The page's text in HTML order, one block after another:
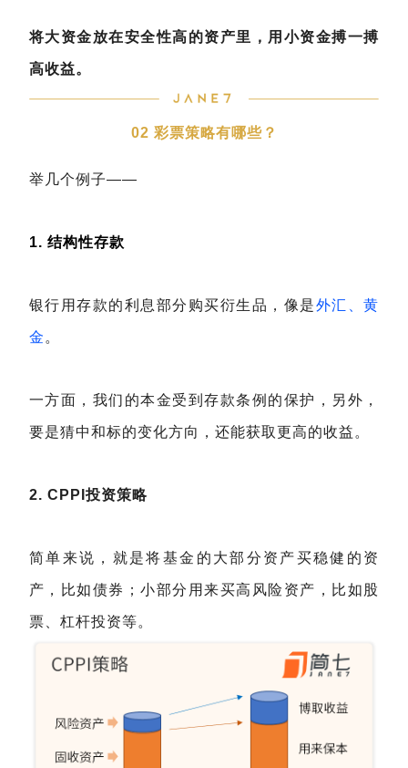
将大资金放在安全性高的资产里，用小资金搏一搏
高收益。
02 彩票策略有哪些？
举几个例子——
1. 结构性存款
银行用存款的利息部分购买衍生品，像是外汇、黄
金 。
一方面，我们的本金受到存款条例的保护，另外，
要是猜中和标的变化方向，还能获取更高的收益。
2. CPPI投资策略
简单来说，就是将基金的大部分资产买稳健的资
产，比如债券；小部分用来买高风险资产，比如股
票、杠杆投资等。